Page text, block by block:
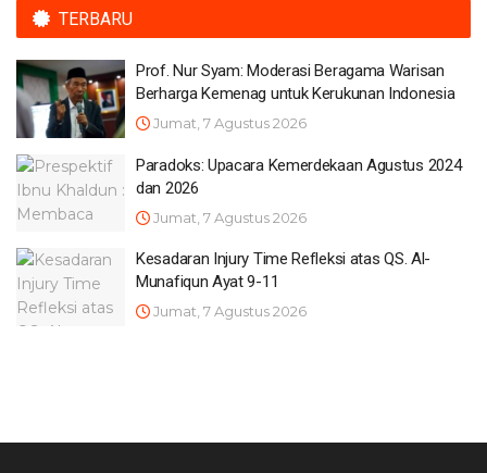
TERBARU
Prof. Nur Syam: Moderasi Beragama Warisan
Berharga Kemenag untuk Kerukunan Indonesia
Jumat, 7 Agustus 2026
Paradoks: Upacara Kemerdekaan Agustus 2024
dan 2026
Jumat, 7 Agustus 2026
Kesadaran Injury Time Refleksi atas QS. Al-
Munafiqun Ayat 9-11
Jumat, 7 Agustus 2026